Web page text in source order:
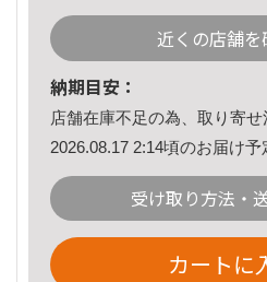
近くの店舗を
納期目安：
店舗在庫不足の為、取り寄せ
2026.08.17 2:14頃のお届け予
受け取り方法・
カートに